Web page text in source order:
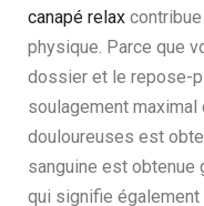
canapé relax
physique. Parce que
dossier et le repose-
soulagement
douloureuses est
sanguine est obtenue
qui signifie